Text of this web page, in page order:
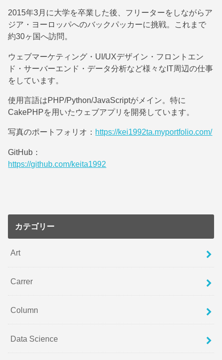
2015年3月に大学を卒業した後、フリーターをしながらア
ジア・ヨーロッパへのバックパッカーに挑戦。これまで
約30ヶ国へ訪問。
ウェブマーケティング・UI/UXデザイン・フロントエン
ド・サーバーエンド・データ分析など様々なIT周辺の仕事
をしています。
使用言語はPHP/Python/JavaScriptがメイン。特に
CakePHPを用いたウェブアプリを開発しています。
写真のポートフォリオ： https://kei1992ta.myportfolio.com/
GitHub：
https://github.com/keita1992
カテゴリー
Art
Carrer
Column
Data Science